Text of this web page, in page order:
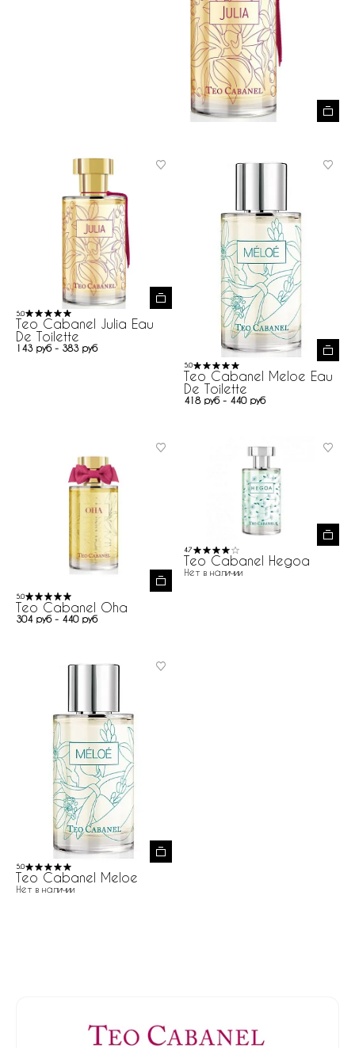
5.0
Teo Cabanel Julia Eau
De Toilette
143 руб - 383 руб
5.0
Teo Cabanel Meloe Eau
De Toilette
418 руб - 440 руб
5.0
Teo Cabanel Oha
304 руб - 440 руб
4.7
Teo Cabanel Hegoa
Нет в наличии
5.0
Teo Cabanel Meloe
Нет в наличии